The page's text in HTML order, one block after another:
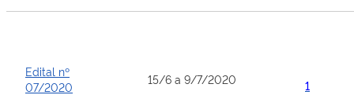
Edital nº
07/2020
15/6 a 9/7/2020 1